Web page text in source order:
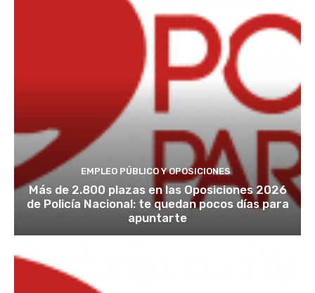
EMPLEO PÚBLICO Y OPOSICIONES
Más de 2.800 plazas en las Oposiciones 2026
de Policía Nacional: te quedan pocos días para
apuntarte